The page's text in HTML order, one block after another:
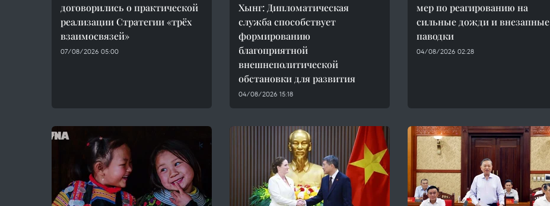
договорились о практической
реализации Стратегии «трёх
взаимосвязей»
07/08/2026 05:00
Хынг: Дипломатическая
служба способствует
формированию
благоприятной
внешнеполитической
обстановки для развития
04/08/2026 15:18
мер по реагированию на
сильные дожди и внезапные
паводки
04/08/2026 02:28